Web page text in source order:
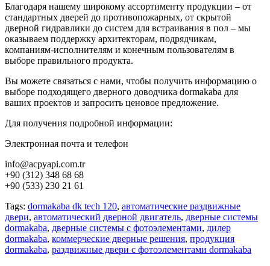
Благодаря нашему широкому ассортименту продукции – от
стандартных дверей до противопожарных, от скрытой
дверной гидравлики до систем для встраивания в пол – мы
оказываем поддержку архитекторам, подрядчикам,
компаниям-исполнителям и конечным пользователям в
выборе правильного продукта.
Вы можете связаться с нами, чтобы получить информацию о
выборе подходящего дверного доводчика dormakaba для
ваших проектов и запросить ценовое предложение.
Для получения подробной информации:
Электронная почта и телефон
info@acpyapi.com.tr
+90 (312) 348 68 68
+90 (533) 230 21 61
Tags: dormakaba dk tech 120, автоматические раздвижные
двери, автоматический дверной двигатель, дверные системы
dormakaba, дверные системы с фотоэлементами, дилер
dormakaba, коммерческие дверные решения, продукция
dormakaba, раздвижные двери с фотоэлементами dormakaba